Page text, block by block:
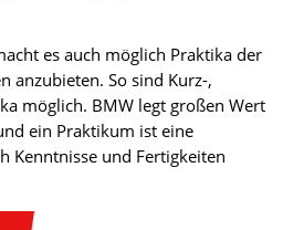
es auch möglich Praktika der
anzubieten. So sind Kurz-,
möglich. BMW legt großen Wert
ein Praktikum ist eine
Kenntnisse und Fertigkeiten